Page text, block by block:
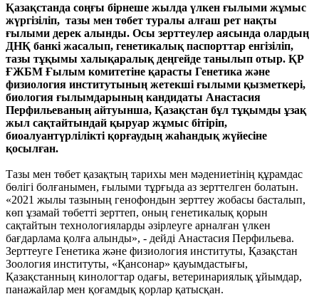
Қазақстанда соңғы бірнеше жылда үлкен ғылыми жұмыс
жүргізіліп, тазы мен төбет туралы алғаш рет нақты
ғылыми дерек алынды. Осы зерттеулер аясында олардың
ДНҚ банкі жасалып, генетикалық паспорттар енгізіліп,
тазы тұқымы халықаралық деңгейде танылып отыр. ҚР
ҒЖБМ Ғылым комитетіне қарасты Генетика және
физиология институтының жетекші ғылыми қызметкері,
биология ғылымдарының кандидаты Анастасия
Перфильеваның айтуынша, Қазақстан бұл тұқымды ұзақ
жыл сақтайтындай қыруар жұмыс бітіріп,
биоалуантүрлілікті қорғаудың жаһандық жүйесіне
қосылған.
Тазы мен төбет қазақтың тарихы мен мәдениетінің құрамдас
бөлігі болғанымен, ғылыми тұрғыда аз зерттелген болатын.
«2021 жылы тазының генофондын зерттеу жобасы басталып,
көп ұзамай төбетті зерттеп, оның генетикалық қорын
сақтайтын технологияларды әзірлеуге арналған үлкен
бағдарлама қолға алынды», - дейді Анастасия Перфильева.
Зерттеуге Генетика және физиология институты, Қазақстан
Зоология институты, «Қансонар» қауымдастығы,
Қазақстанның кинологтар одағы, ветеринариялық ұйымдар,
панажайлар мен қоғамдық қорлар қатысқан.